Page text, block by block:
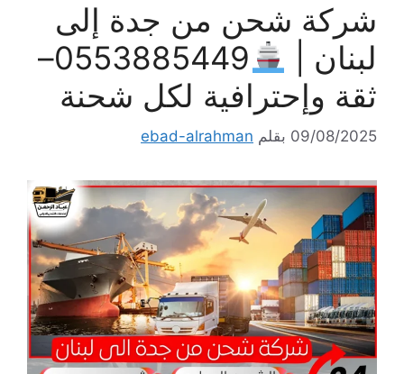
شركة شحن من جدة إلى
لبنان |
0553885449–
ثقة وإحترافية لكل شحنة
09/08/2025 بقلم ebad-alrahman